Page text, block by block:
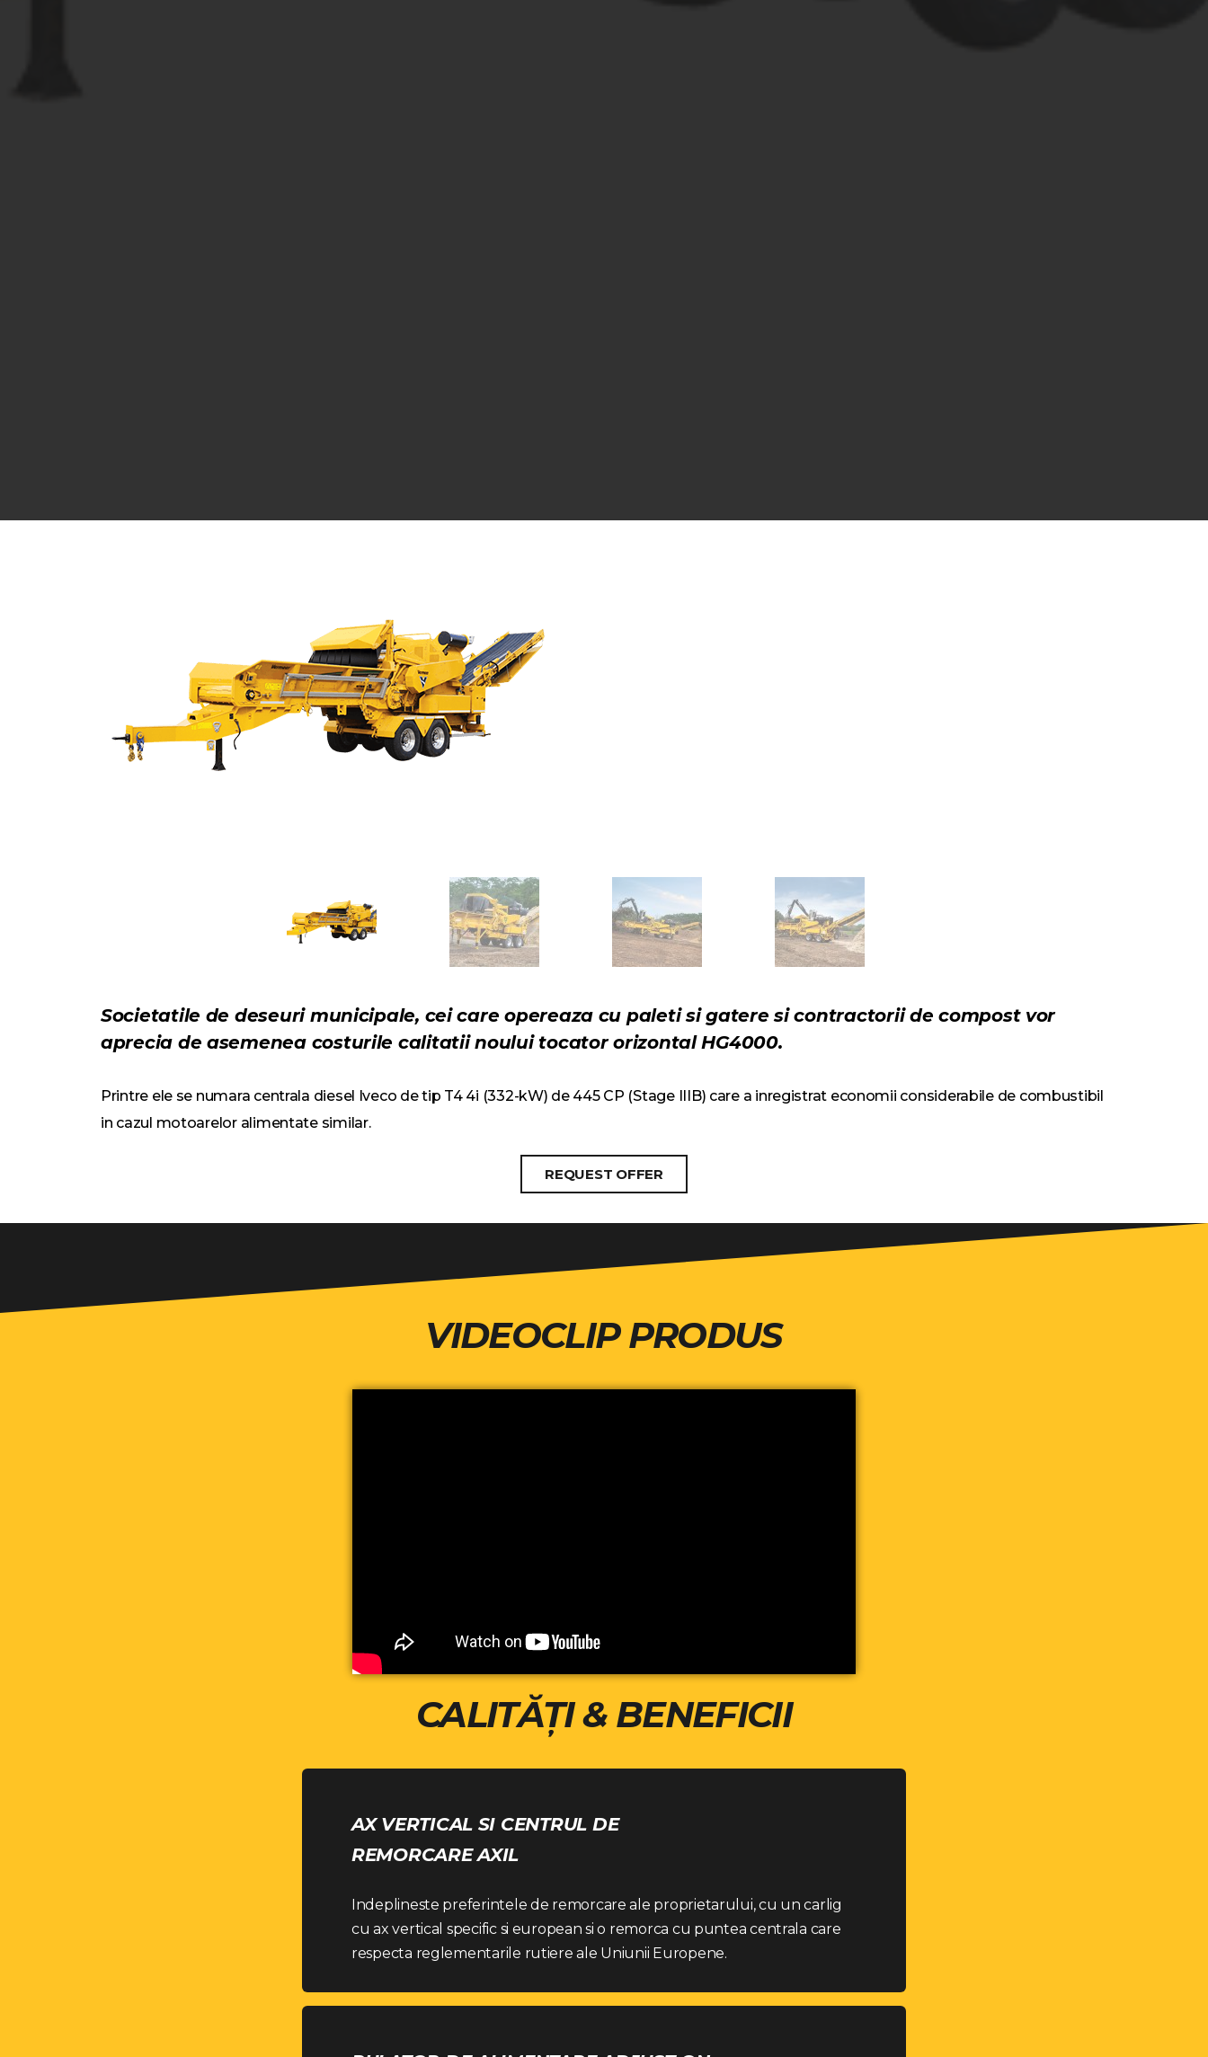
Societatile de deseuri municipale, cei care opereaza cu paleti si gatere si contractorii de compost vor
aprecia de asemenea costurile calitatii noului tocator orizontal HG4000.
Printre ele se numara centrala diesel Iveco de tip T4 4i (332-kW) de 445 CP (Stage IIIB) care a inregistrat economii considerabile de combustibil
in cazul motoarelor alimentate similar.
REQUEST OFFER
VIDEOCLIP PRODUS
CALITĂȚI & BENEFICII
AX VERTICAL SI CENTRUL DE
REMORCARE AXIL
Indeplineste preferintele de remorcare ale proprietarului, cu un carlig
cu ax vertical specific si european si o remorca cu puntea centrala care
respecta reglementarile rutiere ale Uniunii Europene.